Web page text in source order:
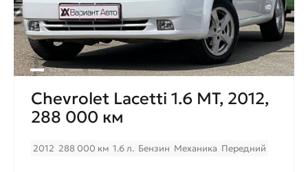
Chevrolet Lacetti 1.6 МT, 2012,
288 000 км
2012 288 000 км 1.6 л. Бензин Механика Передний